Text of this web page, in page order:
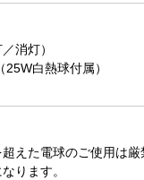
消灯）
白熱球付属）
えた電球のご使用は
ります。